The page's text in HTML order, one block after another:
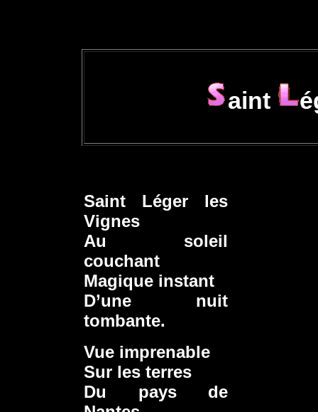
aint
Saint Léger les
Vignes
Au soleil
couchant
Magique instant
D’une nuit
tombante.
Vue imprenable
Sur les terres
Du pays de